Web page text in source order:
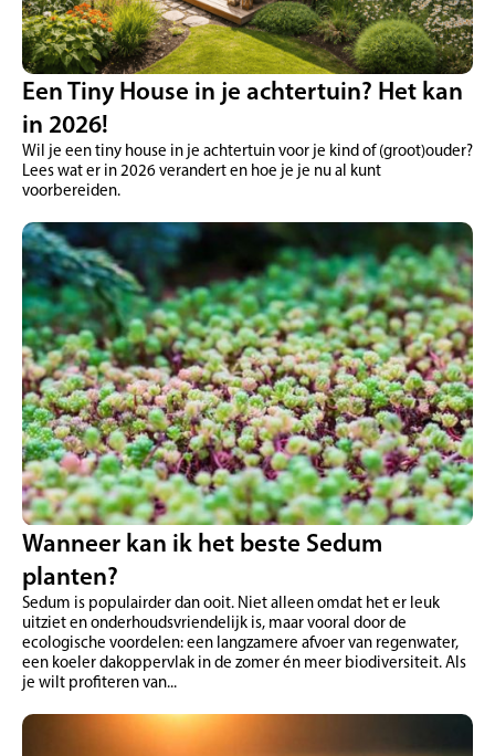
Een Tiny House in je achtertuin? Het kan
in 2026!
Wil je een tiny house in je achtertuin voor je kind of (groot)ouder?
Lees wat er in 2026 verandert en hoe je je nu al kunt
voorbereiden.
Wanneer kan ik het beste Sedum
planten?
Sedum is populairder dan ooit. Niet alleen omdat het er leuk
uitziet en onderhoudsvriendelijk is, maar vooral door de
ecologische voordelen: een langzamere afvoer van regenwater,
een koeler dakoppervlak in de zomer én meer biodiversiteit. Als
je wilt profiteren van...